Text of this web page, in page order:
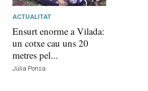
ACTUALITAT
Ensurt enorme a Vilada:
un cotxe cau uns 20
metres pel...
Júlia Ponsa